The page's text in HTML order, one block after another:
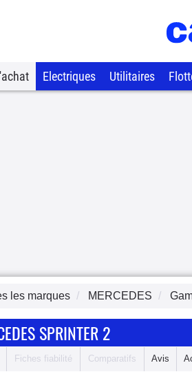
Electriques Utilitaires
les marques MERCEDES
SPRINTER 2
Fiches fiabilité Comparatifs Avis